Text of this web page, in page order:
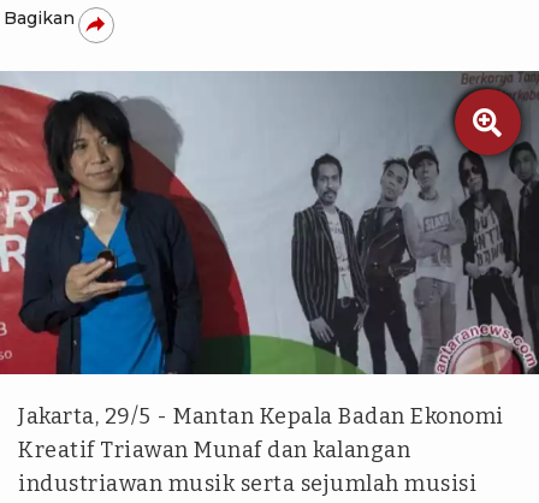
Bagikan

ANTARA
Jakarta, 29/5 - Mantan Kepala Badan Ekonomi
Kreatif Triawan Munaf dan kalangan
industriawan musik serta sejumlah musisi